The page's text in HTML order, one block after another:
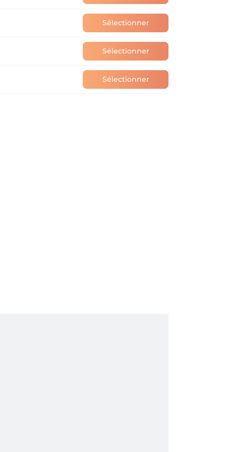
Sélectionner
Sélectionner
Sélectionner